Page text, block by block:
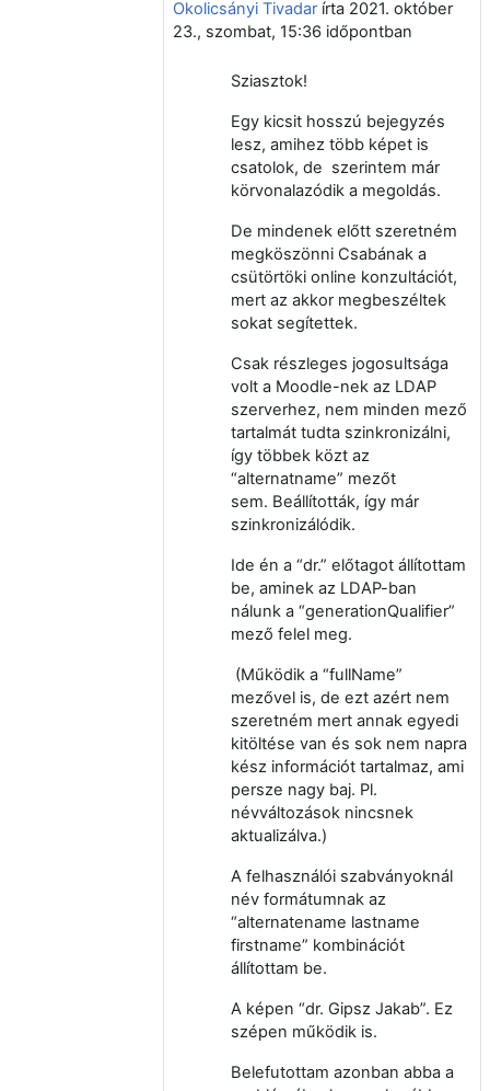
Okolicsányi Tivadar írta 2021. október
23., szombat, 15:36 időpontban
Sziasztok!
Egy kicsit hosszú bejegyzés
lesz, amihez több képet is
csatolok, de szerintem már
körvonalazódik a megoldás.
De mindenek előtt szeretném
megköszönni Csabának a
csütörtöki online konzultációt,
mert az akkor megbeszéltek
sokat segítettek.
Csak részleges jogosultsága
volt a Moodle-nek az LDAP
szerverhez, nem minden mező
tartalmát tudta szinkronizálni,
így többek közt az
“alternatname” mezőt
sem. Beállították, így már
szinkronizálódik.
Ide én a “dr.” előtagot állítottam
be, aminek az LDAP-ban
nálunk a “generationQualifier”
mező felel meg.
(Működik a “fullName”
mezővel is, de ezt azért nem
szeretném mert annak egyedi
kitöltése van és sok nem napra
kész információt tartalmaz, ami
persze nagy baj. Pl.
névváltozások nincsnek
aktualizálva.)
A felhasználói szabványoknál
név formátumnak az
“alternatename lastname
firstname” kombinációt
állítottam be.
A képen “dr. Gipsz Jakab”. Ez
szépen működik is.
Belefutottam azonban abba a